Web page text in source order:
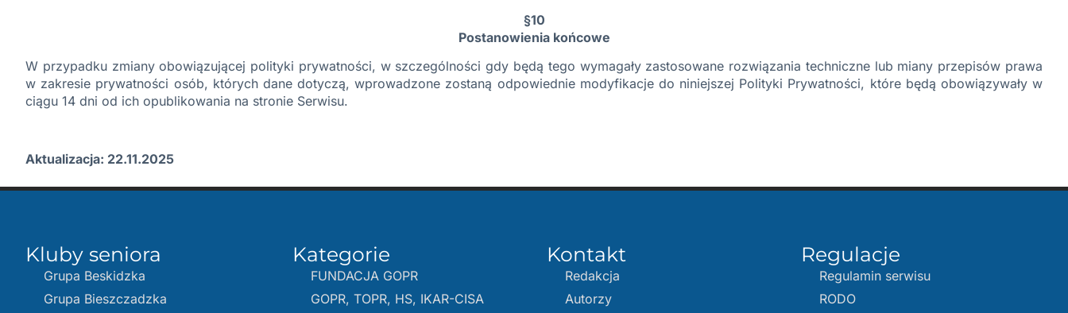
§10
Postanowienia końcowe
W przypadku zmiany obowiązującej polityki prywatności, w szczególności gdy będą tego wymagały zastosowane rozwiązania techniczne lub miany przepisów prawa
w zakresie prywatności osób, których dane dotyczą, wprowadzone zostaną odpowiednie modyfikacje do niniejszej Polityki Prywatności, które będą obowiązywały w
ciągu 14 dni od ich opublikowania na stronie Serwisu.
Aktualizacja: 22.11.2025
Kluby seniora
Grupa Beskidzka​
Grupa Bieszczadzka
Kategorie
FUNDACJA GOPR
GOPR, TOPR, HS, IKAR-CISA
Kontakt
Redakcja
Autorzy
Regulacje
Regulamin serwisu
RODO